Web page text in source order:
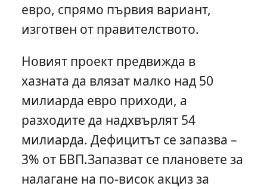
евро, спрямо първия вариант,
изготвен от правителството.
Новият проект предвижда в
хазната да влязат малко над 50
милиарда евро приходи, а
разходите да надхвърлят 54
милиарда. Дефицитът се запазва –
3% от БВП.Запазват се плановете за
налагане на по-висок акциз за